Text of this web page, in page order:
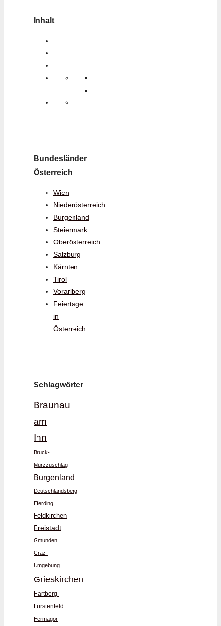
Inhalt
Bundesländer
Österreich
Wien
Niederösterreich
Burgenland
Steiermark
Oberösterreich
Salzburg
Kärnten
Tirol
Vorarlberg
Feiertage
in
Österreich
Schlagwörter
Braunau
am
Inn
Bruck-
Mürzzuschlag
Burgenland
Deutschlandsberg
Eferding
Feldkirchen
Freistadt
Gmunden
Graz-
Umgebung
Grieskirchen
Hartberg-
Fürstenfeld
Hermagor